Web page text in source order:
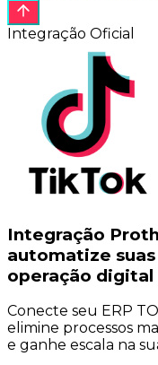
Integração Oficial
Integração
automatize suas
operação digital
Conecte seu ERP
elimine processos
e ganhe escala na